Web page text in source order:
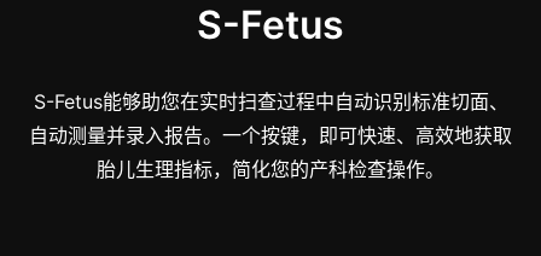
S-Fetus
S-Fetus能够助您在实时扫查过程中自动识别标准切面、
自动测量并录入报告。一个按键，即可快速、高效地获取
胎儿生理指标，简化您的产科检查操作。